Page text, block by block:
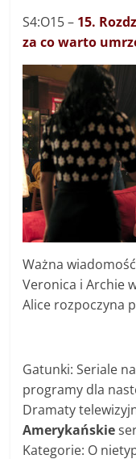
S4:O15 – 15.
za co warto
Ważna
Veronica i Archie
Alice rozpoczyna
Gatunki: Seriale
programy dla
Dramaty
Amerykańskie
Kategorie: O